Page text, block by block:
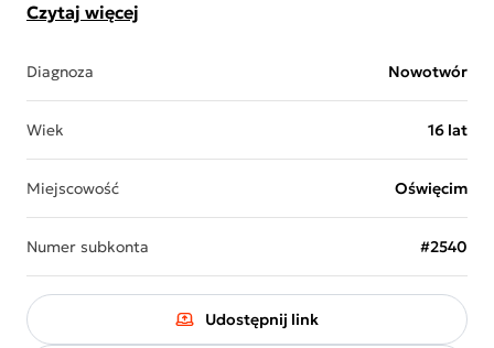
Czytaj więcej
Diagnoza Nowotwór
Wiek 16 lat
Miejscowość Oświęcim
Numer subkonta #2540
Udostępnij link